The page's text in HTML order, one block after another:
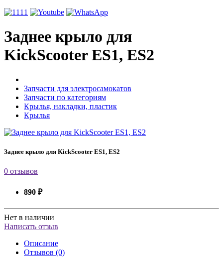
Заднее крыло для
KickScooter ES1, ES2
Запчасти для электросамокатов
Запчасти по категориям
Крылья, накладки, пластик
Крылья
Заднее крыло для KickScooter ES1, ES2
0 отзывов
890 ₽
Нет в наличии
Написать отзыв
Описание
Отзывов (0)